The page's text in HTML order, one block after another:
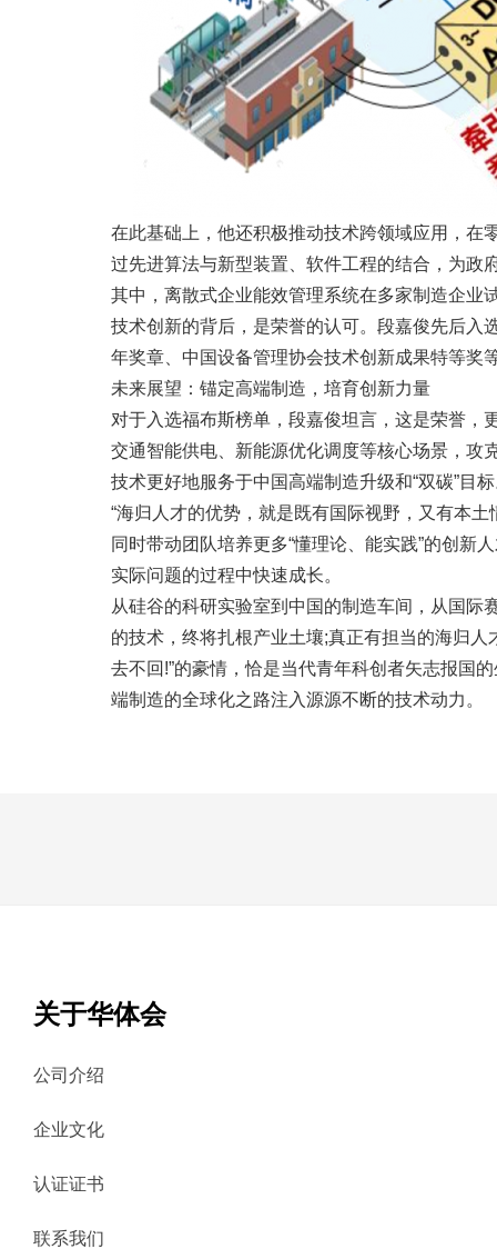
在此基础上，他还积极推动技术跨领域应用，在
过先进算法与新型装置、软件工程的结合，为政
其中，离散式企业能效管理系统在多家制造企业
技术创新的背后，是荣誉的认可。段嘉俊先后入
年奖章、中国设备管理协会技术创新成果特等奖
未来展望：锚定高端制造，培育创新力量
对于入选福布斯榜单，段嘉俊坦言，这是荣誉，
交通智能供电、新能源优化调度等核心场景，攻
技术更好地服务于中国高端制造升级和“双碳”目
“海归人才的优势，就是既有国际视野，又有本
同时带动团队培养更多“懂理论、能实践”的创新
实际问题的过程中快速成长。
从硅谷的科研实验室到中国的制造车间，从国
的技术，终将扎根产业土壤;真正有担当的海归
去不回!”的豪情，恰是当代青年科创者矢志报国
端制造的全球化之路注入源源不断的技术动力。
关于华体会
公司介绍
企业文化
认证证书
联系我们